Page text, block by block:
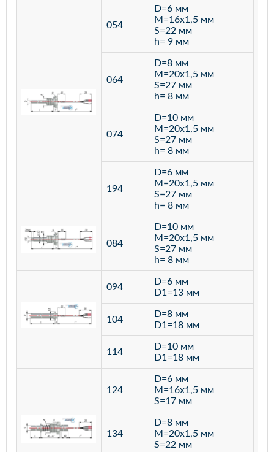
054
D=6 мм
M=16х1,5 мм
S=22 мм
h= 9 мм
064
D=8 мм
M=20х1,5 мм
S=27 мм
h= 8 мм
074
D=10 мм
M=20х1,5 мм
S=27 мм
h= 8 мм
194
D=6 мм
M=20х1,5 мм
S=27 мм
h= 8 мм
084
D=10 мм
M=20х1,5 мм
S=27 мм
h= 8 мм
094
D=6 мм
D1=13 мм
104
D=8 мм
D1=18 мм
114
D=10 мм
D1=18 мм
124
D=6 мм
M=16х1,5 мм
S=17 мм
134
D=8 мм
M=20х1,5 мм
S=22 мм